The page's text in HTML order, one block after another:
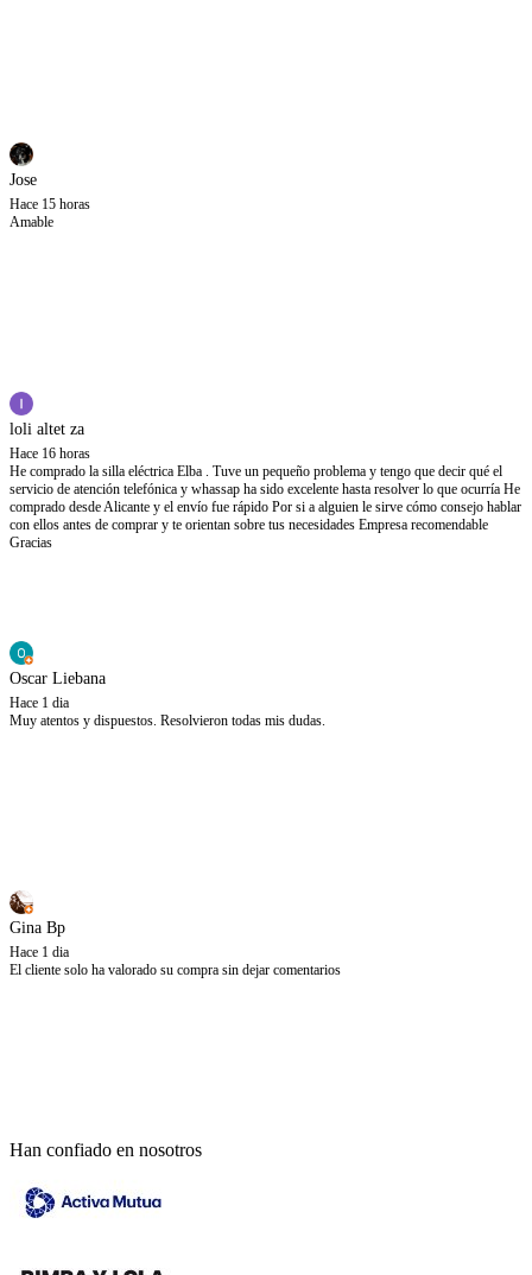
Jose
Hace 15 horas
Amable
loli altet za
Hace 16 horas
He comprado la silla eléctrica Elba . Tuve un pequeño problema y tengo que decir qué el
servicio de atención telefónica y whassap ha sido excelente hasta resolver lo que ocurría He
comprado desde Alicante y el envío fue rápido Por si a alguien le sirve cómo consejo hablar
con ellos antes de comprar y te orientan sobre tus necesidades Empresa recomendable
Gracias
Oscar Liebana
Hace 1 dia
Muy atentos y dispuestos. Resolvieron todas mis dudas.
Gina Bp
Hace 1 dia
El cliente solo ha valorado su compra sin dejar comentarios
Han confiado en nosotros